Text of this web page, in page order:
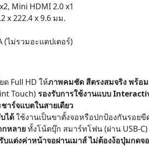
Mini HDMI 2.0 x1
x 222.4 x 9.6 มม.
(ไม่รวมอะแดปเตอร์)
ด Full HD ให้ภาพคมชัด สีตรงสมจริง พร้อ
Touch) รองรับการใช้งานแบบ
าร์จแบตในสายเดียว
ได้ใช้งานเป็นขาตั้งจอหรือปกป้องกันรอย
กหลายทั้งโน้ตบุ๊ก สมาร์ทโฟน (ผ่าน USB-
บแต่งค่าหน้าจอผ่านเมาส์ ไม่ต้องง้อปุ่มกดจอ